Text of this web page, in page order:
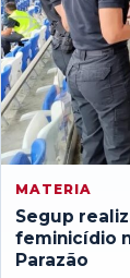
MATERIA
Segup
feminicídio
Parazão